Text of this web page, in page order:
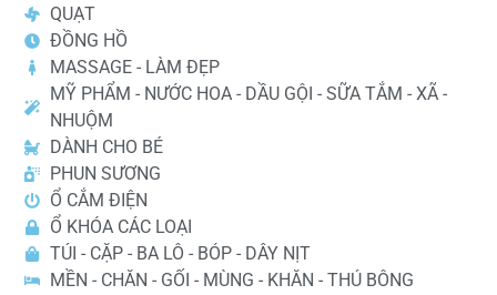
QUẠT
ĐỒNG HỒ
MASSAGE - LÀM ĐẸP
MỸ PHẨM - NƯỚC HOA - DẦU GỘI - SỮA TẮM - XÃ -
NHUỘM
DÀNH CHO BÉ
PHUN SƯƠNG
Ổ CẮM ĐIỆN
Ổ KHÓA CÁC LOẠI
TÚI - CẶP - BA LÔ - BÓP - DÂY NỊT
MỀN - CHĂN - GỐI - MÙNG - KHĂN - THÚ BÔNG